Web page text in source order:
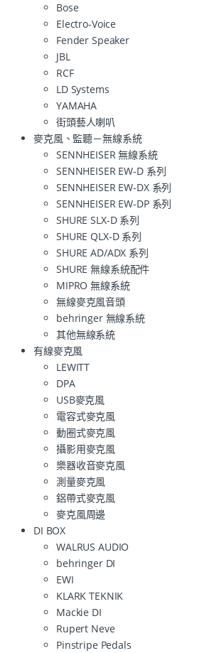
Bose
Electro-Voice
Fender Speaker
JBL
RCF
LD Systems
YAMAHA
街頭藝人喇叭
麥克風、監聽－無線系統
SENNHEISER 無線系統
SENNHEISER EW-D 系列
SENNHEISER EW-DX 系列
SENNHEISER EW-DP 系列
SHURE SLX-D 系列
SHURE QLX-D 系列
SHURE AD/ADX 系列
SHURE 無線系統配件
MIPRO 無線系統
無線麥克風音頭
behringer 無線系統
其他無線系統
有線麥克風
LEWITT
DPA
USB麥克風
電容式麥克風
動圈式麥克風
攝影用麥克風
樂器收音麥克風
測量麥克風
鋁帶式麥克風
麥克風周邊
DI BOX
WALRUS AUDIO
behringer DI
EWI
KLARK TEKNIK
Mackie DI
Rupert Neve
Pinstripe Pedals